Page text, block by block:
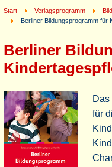
Start Verlagsprogramm
Berliner Bildungsprogramm für
Berliner
für